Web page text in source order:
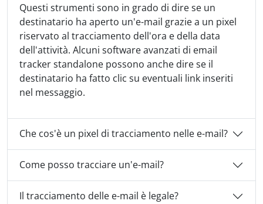
Questi strumenti sono in grado di dire se un
destinatario ha aperto un'e-mail grazie a un pixel
riservato al tracciamento dell'ora e della data
dell'attività. Alcuni software avanzati di email
tracker standalone possono anche dire se il
destinatario ha fatto clic su eventuali link inseriti
nel messaggio.
Che cos'è un pixel di tracciamento nelle e-mail?
Come posso tracciare un'e-mail?
Il tracciamento delle e-mail è legale?